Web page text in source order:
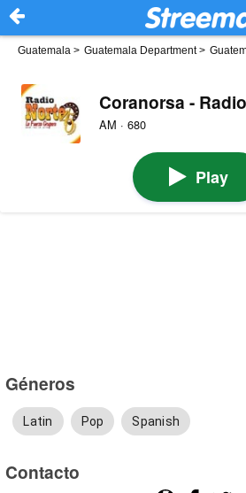
Guatemala > Guatemala Department>
Coranorsa -
AM · 680
Play
Géneros
Latin Pop Spanish
Contacto